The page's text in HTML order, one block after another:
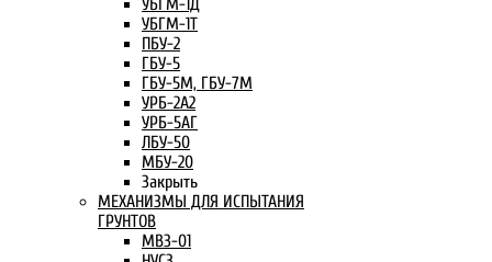
УБГМ-1Д
УБГМ-1Т
ПБУ-2
ГБУ-5
ГБУ-5М, ГБУ-7М
УРБ-2А2
УРБ-5АГ
ЛБУ-50
МБУ-20
Закрыть
МЕХАНИЗМЫ ДЛЯ ИСПЫТАНИЯ
ГРУНТОВ
МВЗ-01